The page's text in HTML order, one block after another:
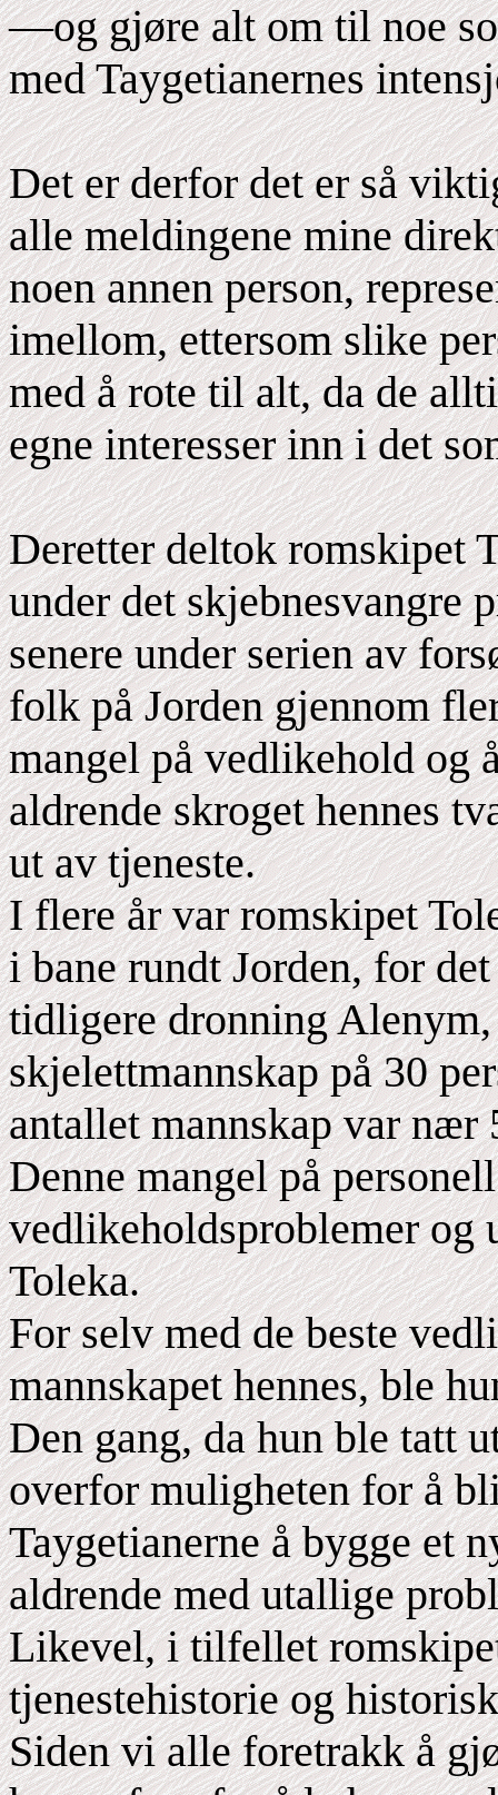
—og gjøre alt om til noe
med Taygetianernes
Det er derfor det er så
alle meldingene mine
noen annen person,
imellom, ettersom slike
med å rote til alt, da de
egne interesser inn i det
Deretter deltok romskipet
under det skjebnesvangre
senere under serien av
folk på Jorden gjennom
mangel på vedlikehold og
aldrende skroget hennes
ut av tjeneste.
I flere år var romskipet
i bane rundt Jorden, for
tidligere dronning
skjelettmannskap på 30
antallet mannskap var nær
Denne mangel på
vedlikeholdsproblemer og
Toleka.
For selv med de beste
mannskapet hennes, ble
Den gang, da hun ble tatt
overfor muligheten for å
Taygetianerne å bygge et
aldrende med utallige
Likevel, i tilfellet
tjenestehistorie og
Siden vi alle foretrakk å